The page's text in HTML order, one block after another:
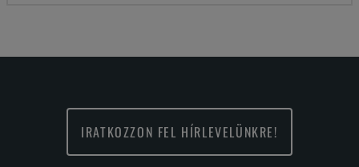
IRATKOZZON FEL HÍRLEVELÜNKRE!